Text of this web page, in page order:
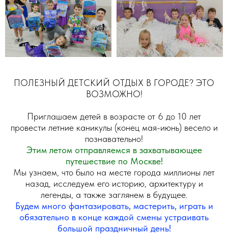
ПОЛЕЗНЫЙ ДЕТСКИЙ ОТДЫХ В ГОРОДЕ? ЭТО
ВОЗМОЖНО!
Приглашаем детей в возрасте от 6 до 10 лет
провести летние каникулы (конец мая-июнь) весело и
познавательно!
Этим летом отправляемся в захватывающее
путешествие по Москве!
Мы узнаем, что было на месте города миллионы лет
назад, исследуем его историю, архитектуру и
легенды, а также заглянем в будущее.
Будем много фантазировать, мастерить, играть и
обязательно в конце каждой смены устраивать
большой праздничный день!
УВЛЕКАТЕЛЬНЫЕ
ПОЛЕЗНЫЕ ЗАНЯТИЯ
КАЖДЫЙ ДЕНЬ